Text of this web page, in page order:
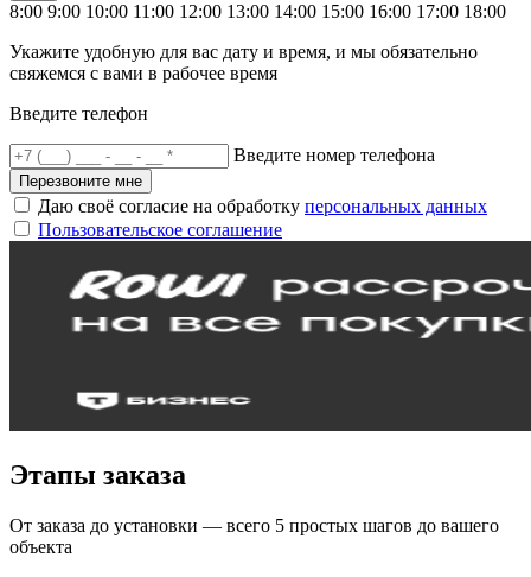
8:00 9:00 10:00 11:00 12:00 13:00 14:00 15:00 16:00 17:00 18:00
Укажите удобную для вас дату и время, и мы обязательно
свяжемся с вами в рабочее время
Введите телефон
Введите номер телефона
Перезвоните мне
Даю своё согласие на обработку персональных данных
Пользовательское соглашение
Этапы заказа
От заказа до установки — всего 5 простых шагов до вашего
объекта